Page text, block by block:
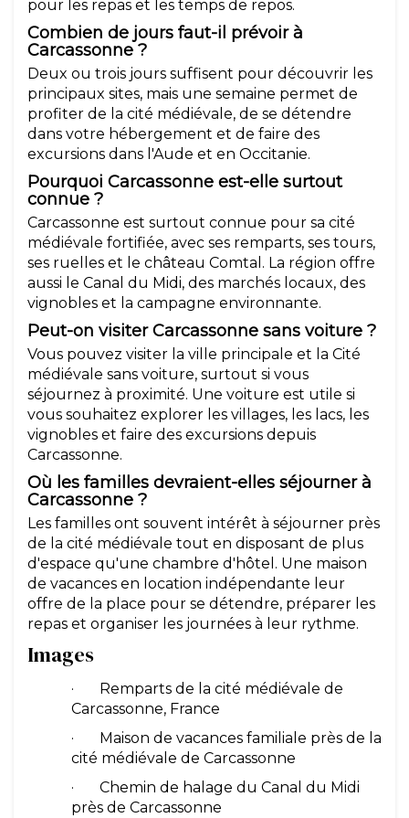
pour les repas et les temps de repos.
Combien de jours faut-il prévoir à
Carcassonne ?
Deux ou trois jours suffisent pour découvrir les
principaux sites, mais une semaine permet de
profiter de la cité médiévale, de se détendre
dans votre hébergement et de faire des
excursions dans l'Aude et en Occitanie.
Pourquoi Carcassonne est-elle surtout
connue ?
Carcassonne est surtout connue pour sa cité
médiévale fortifiée, avec ses remparts, ses tours,
ses ruelles et le château Comtal. La région offre
aussi le Canal du Midi, des marchés locaux, des
vignobles et la campagne environnante.
Peut-on visiter Carcassonne sans voiture ?
Vous pouvez visiter la ville principale et la Cité
médiévale sans voiture, surtout si vous
séjournez à proximité. Une voiture est utile si
vous souhaitez explorer les villages, les lacs, les
vignobles et faire des excursions depuis
Carcassonne.
Où les familles devraient-elles séjourner à
Carcassonne ?
Les familles ont souvent intérêt à séjourner près
de la cité médiévale tout en disposant de plus
d'espace qu'une chambre d'hôtel. Une maison
de vacances en location indépendante leur
offre de la place pour se détendre, préparer les
repas et organiser les journées à leur rythme.
Images
· Remparts de la cité médiévale de
Carcassonne, France
· Maison de vacances familiale près de la
cité médiévale de Carcassonne
· Chemin de halage du Canal du Midi
près de Carcassonne